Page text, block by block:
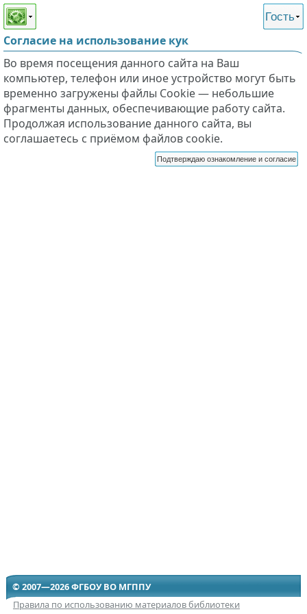
Этот сайт поддерживает
слабовидящих
Гость
Согласие на использование кук
Во время посещения данного сайта на Ваш
компьютер, телефон или иное устройство могут быть
временно загружены файлы Cookie — небольшие
фрагменты данных, обеспечивающие работу сайта.
Продолжая использование данного сайта, вы
соглашаетесь с приёмом файлов cookie.
Подтверждаю ознакомление и согласие
© 2007—2026 ФГБОУ ВО МГППУ
Правила по использованию материалов библиотеки